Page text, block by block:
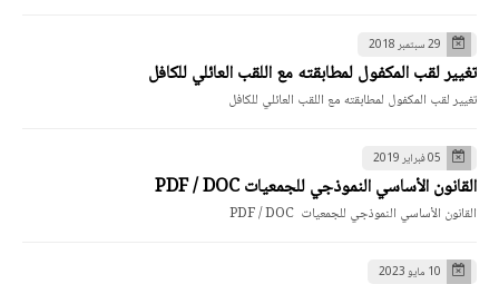
29 سبتمبر 2018
تغيير لقب المكفول لمطابقته مع اللقب العائلي للكافل
تغيير لقب المكفول لمطابقته مع اللقب العائلي للكافل
05 فبراير 2019
القانون الأساسي النموذجي للجمعيات PDF / DOC
القانون الأساسي النموذجي للجمعيات PDF / DOC
10 مايو 2023